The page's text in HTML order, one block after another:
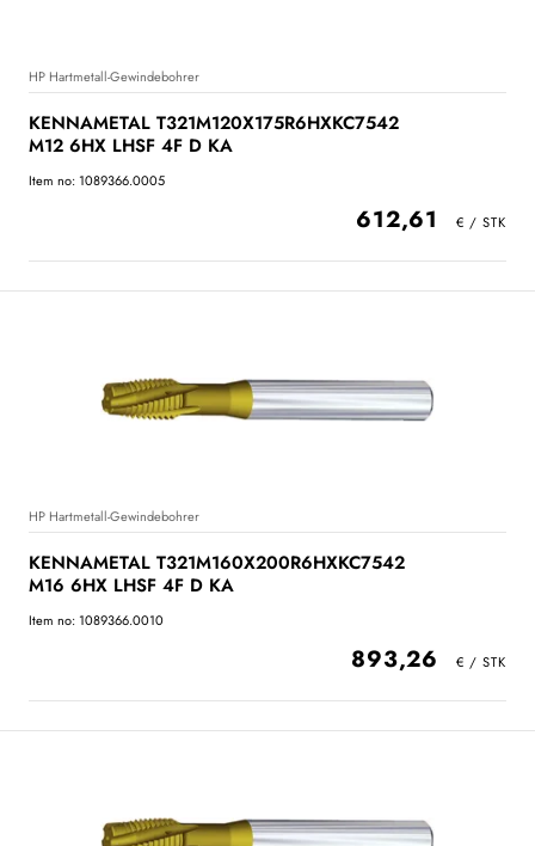
HP Hartmetall-Gewindebohrer
KENNAMETAL T321M120X175R6HXKC7542
M12 6HX LHSF 4F D KA
Item no: 1089366.0005
612,61
HP Hartmetall-Gewindebohrer
KENNAMETAL T321M160X200R6HXKC7542
M16 6HX LHSF 4F D KA
Item no: 1089366.0010
893,26